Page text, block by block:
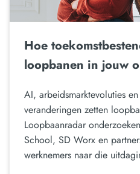
Hoe
loopbanen in jouw
AI, arbeidsmarktevoluties
veranderingen zetten
Loopbaanradar
School, SD Worx en
werknemers naar die